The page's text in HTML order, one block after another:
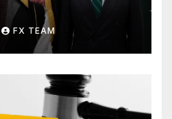
FX TEAM